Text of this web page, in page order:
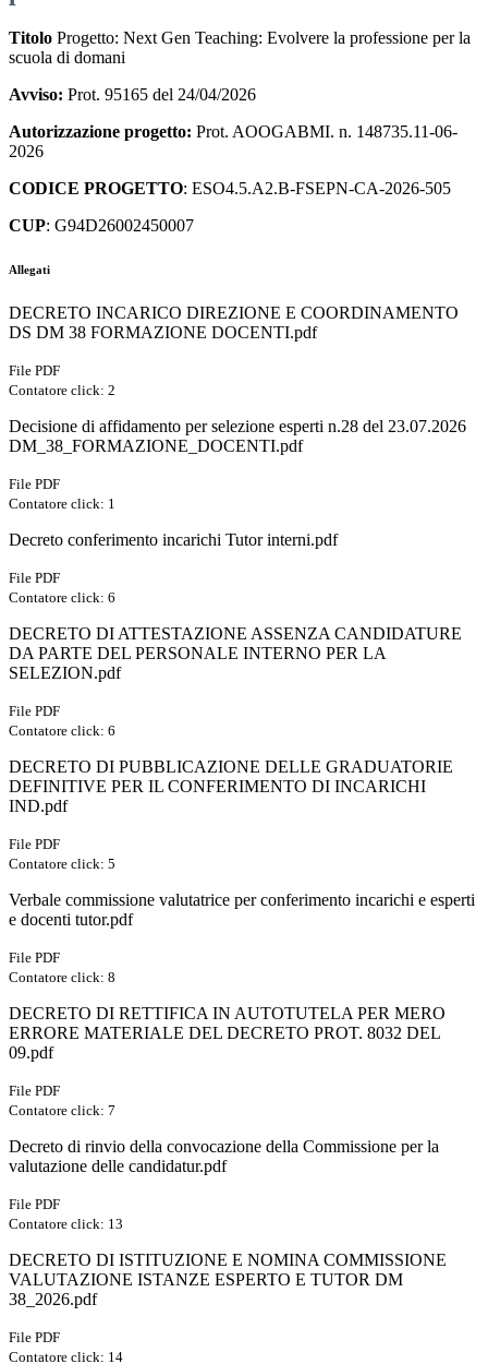
Titolo Progetto: Next Gen Teaching: Evolvere la professione per la
scuola di domani
Avviso: Prot. 95165 del 24/04/2026
Autorizzazione progetto: Prot. AOOGABMI. n. 148735.11-06-
2026
CODICE PROGETTO: ESO4.5.A2.B-FSEPN-CA-2026-505
CUP: G94D26002450007
Allegati
DECRETO INCARICO DIREZIONE E COORDINAMENTO
DS DM 38 FORMAZIONE DOCENTI.pdf
File PDF
Contatore click: 2
Decisione di affidamento per selezione esperti n.28 del 23.07.2026
DM_38_FORMAZIONE_DOCENTI.pdf
File PDF
Contatore click: 1
Decreto conferimento incarichi Tutor interni.pdf
File PDF
Contatore click: 6
DECRETO DI ATTESTAZIONE ASSENZA CANDIDATURE
DA PARTE DEL PERSONALE INTERNO PER LA
SELEZION.pdf
File PDF
Contatore click: 6
DECRETO DI PUBBLICAZIONE DELLE GRADUATORIE
DEFINITIVE PER IL CONFERIMENTO DI INCARICHI
IND.pdf
File PDF
Contatore click: 5
Verbale commissione valutatrice per conferimento incarichi e esperti
e docenti tutor.pdf
File PDF
Contatore click: 8
DECRETO DI RETTIFICA IN AUTOTUTELA PER MERO
ERRORE MATERIALE DEL DECRETO PROT. 8032 DEL
09.pdf
File PDF
Contatore click: 7
Decreto di rinvio della convocazione della Commissione per la
valutazione delle candidatur.pdf
File PDF
Contatore click: 13
DECRETO DI ISTITUZIONE E NOMINA COMMISSIONE
VALUTAZIONE ISTANZE ESPERTO E TUTOR DM
38_2026.pdf
File PDF
Contatore click: 14